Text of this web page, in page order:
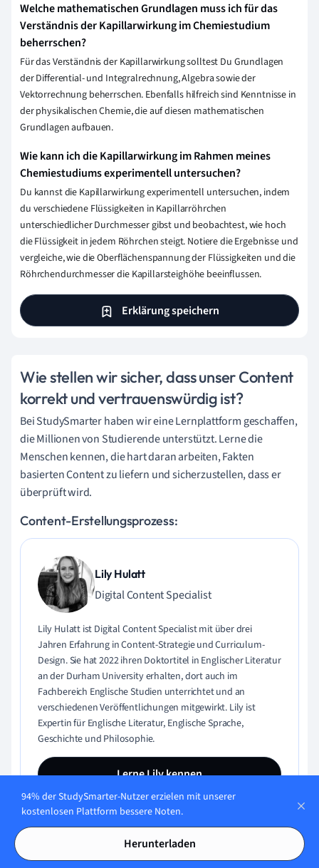
Welche mathematischen Grundlagen muss ich für das
Verständnis der Kapillarwirkung im Chemiestudium
beherrschen?
Für das Verständnis der Kapillarwirkung solltest Du Grundlagen
der Differential- und Integralrechnung, Algebra sowie der
Vektorrechnung beherrschen. Ebenfalls hilfreich sind Kenntnisse in
der physikalischen Chemie, die auf diesen mathematischen
Grundlagen aufbauen.
Wie kann ich die Kapillarwirkung im Rahmen meines
Chemiestudiums experimentell untersuchen?
Du kannst die Kapillarwirkung experimentell untersuchen, indem
du verschiedene Flüssigkeiten in Kapillarröhrchen
unterschiedlicher Durchmesser gibst und beobachtest, wie hoch
die Flüssigkeit in jedem Röhrchen steigt. Notiere die Ergebnisse und
vergleiche, wie die Oberflächenspannung der Flüssigkeiten und die
Röhrchendurchmesser die Kapillarsteighöhe beeinflussen.
Erklärung speichern
Wie stellen wir sicher, dass unser Content
korrekt und vertrauenswürdig ist?
Bei StudySmarter haben wir eine Lernplattform geschaffen,
die Millionen von Studierende unterstützt. Lerne die
Menschen kennen, die hart daran arbeiten, Fakten
basierten Content zu liefern und sicherzustellen, dass er
überprüft wird.
Content-Erstellungsprozess:
Lily Hulatt
Digital Content Specialist
Lily Hulatt ist Digital Content Specialist mit über drei
Jahren Erfahrung in Content-Strategie und Curriculum-
Design. Sie hat 2022 ihren Doktortitel in Englischer Literatur
an der Durham University erhalten, dort auch im
Fachbereich Englische Studien unterrichtet und an
verschiedenen Veröffentlichungen mitgewirkt. Lily ist
Expertin für Englische Literatur, Englische Sprache,
Geschichte und Philosophie.
Lerne Lily kennen
Inhaltliche Qualität geprüft von:
94% der StudySmarter-Nutzer erzielen mit unserer
kostenlosen Plattform bessere Noten.
Herunterladen